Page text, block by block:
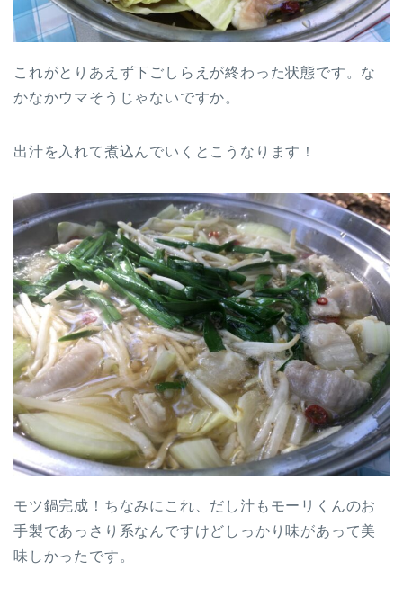
これがとりあえず下ごしらえが終わった状態です。な
かなかウマそうじゃないですか。
出汁を入れて煮込んでいくとこうなります！
モツ鍋完成！ちなみにこれ、だし汁もモーリくんのお
手製であっさり系なんですけどしっかり味があって美
味しかったです。